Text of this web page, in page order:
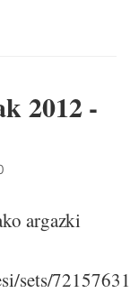
2012 -
argazki
sets/